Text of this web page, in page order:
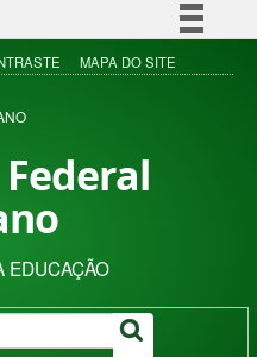
Simplifique!
Acesso à informação
MAPA DO SITE
EDUCAÇÃO